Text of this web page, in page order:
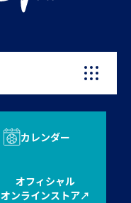
カレンダー
オフィシャル
オンラインストア